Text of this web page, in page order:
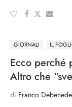
GIORNALI IL
Ecco perché
Altro che
di Franco